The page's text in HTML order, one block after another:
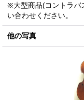
※大型商品(コントラバ
い合わせください。
他の写真